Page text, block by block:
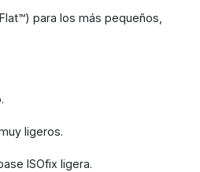
para los más pequeños,
ligeros.
ISOfix ligera.